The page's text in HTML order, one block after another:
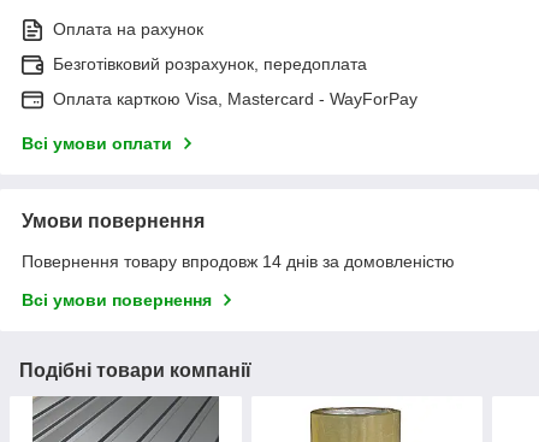
Оплата на рахунок
Безготівковий розрахунок, передоплата
Оплата карткою Visa, Mastercard - WayForPay
Всі умови оплати
Умови повернення
Повернення товару впродовж 14 днів за домовленістю
Всі умови повернення
Подібні товари компанії